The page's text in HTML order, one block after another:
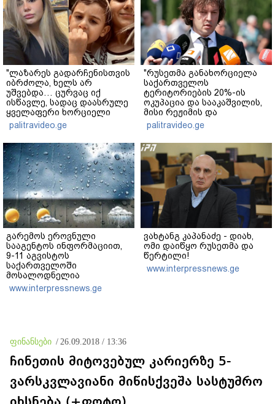
"ლაზარეს გადარჩენისთვის
იბრძოლა, ხელს არ
უშვებდა… ცურვაც იქ
ისწავლე, სადაც დაასრულე
ყველაფერი ხორციელი
ცხოვრებიდან" – რას წერს
ხობში დაღუპული დედა-
შვილის ახლობელი?
palitravideo.ge
"რუსეთმა განახორციელა
საქართველოს
ტერიტორიების 20%-ის
ოკუპაცია და სააკაშვილის,
მისი რეჟიმის და
"ნაცმოძრაობის" ღალატი
ვერანაირად ვერ
გადაფარავს ამ
დანაშაულს" - ირაკლი
კობახიძე
palitravideo.ge
გარემოს ეროვნული
სააგენტოს ინფორმაციით,
9-11 აგვისტოს
საქართველოში
მოსალოდნელია
დროგამოშვებით წვიმა
www.interpressnews.ge
ვახტანგ კაპანაძე - დიახ,
ომი დაიწყო რუსეთმა და
წერტილი!
www.interpressnews.ge
ფინანსები / 26.09.2018 / 13:36
ჩინეთის მიტოვებულ კარიერზე 5-
ვარსკვლავიანი მიწისქვეშა სასტუმრო